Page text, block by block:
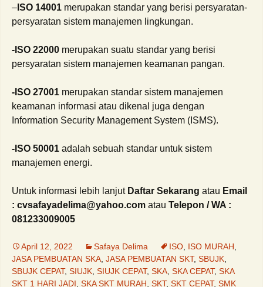
– ISO 14001 merupakan standar yang berisi persyaratan-
persyaratan sistem manajemen lingkungan.
-ISO 22000 merupakan suatu standar yang berisi
persyaratan sistem manajemen keamanan pangan.
-ISO 27001 merupakan standar sistem manajemen
keamanan informasi atau dikenal juga dengan
Information Security Management System (ISMS).
-ISO 50001 adalah sebuah standar untuk sistem
manajemen energi.
Untuk informasi lebih lanjut Daftar Sekarang atau Email
: cvsafayadelima@yahoo.com atau Telepon / WA :
081233009005
April 12, 2022 Safaya Delima ISO ISO MURAH
JASA PEMBUATAN SKA JASA PEMBUATAN SKT, SBUJK
SBUJK CEPAT, SIUJK SIUJK CEPAT, SKA SKA CEPAT, SKA
SKT 1 HARI JADI SKA SKT MURAH SKT, SKT CEPAT, SMK